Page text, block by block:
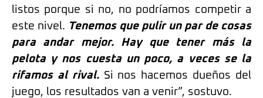
listos porque si no, no podríamos competir a
este nivel. Tenemos que pulir un par de cosas
para andar mejor. Hay que tener más la
pelota y nos cuesta un poco, a veces se la
rifamos al rival. Si nos hacemos dueños del
juego, los resultados van a venir”, sostuvo.